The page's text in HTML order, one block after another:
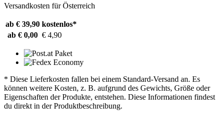
Versandkosten für Österreich
ab € 39,90 kostenlos*
ab € 0,00 € 4,90
* Diese Lieferkosten fallen bei einem Standard-Versand an. Es
können weitere Kosten, z. B. aufgrund des Gewichts, Größe oder
Eigenschaften der Produkte, entstehen. Diese Informationen findest
du direkt in der Produktbeschreibung.